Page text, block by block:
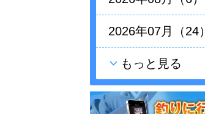
2026年07月（24）
もっと見る